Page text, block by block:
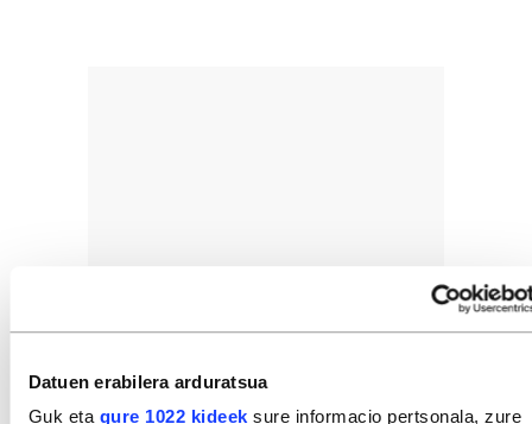
Datuen erabilera arduratsua
Guk eta gure 1022 kideek sure informacio pertsonala, zure